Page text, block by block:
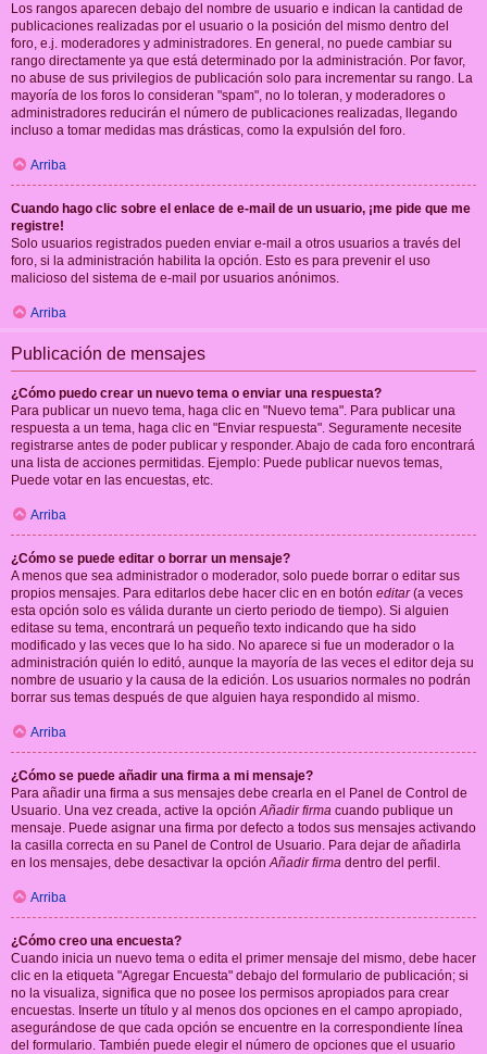
Los rangos aparecen debajo del nombre de usuario e indican la cantidad de
publicaciones realizadas por el usuario o la posición del mismo dentro del
foro, e.j. moderadores y administradores. En general, no puede cambiar su
rango directamente ya que está determinado por la administración. Por favor,
no abuse de sus privilegios de publicación solo para incrementar su rango. La
mayoría de los foros lo consideran "spam", no lo toleran, y moderadores o
administradores reducirán el número de publicaciones realizadas, llegando
incluso a tomar medidas mas drásticas, como la expulsión del foro.
Arriba
Cuando hago clic sobre el enlace de e-mail de un usuario, ¡me pide que me
registre!
Solo usuarios registrados pueden enviar e-mail a otros usuarios a través del
foro, si la administración habilita la opción. Esto es para prevenir el uso
malicioso del sistema de e-mail por usuarios anónimos.
Arriba
Publicación de mensajes
¿Cómo puedo crear un nuevo tema o enviar una respuesta?
Para publicar un nuevo tema, haga clic en "Nuevo tema". Para publicar una
respuesta a un tema, haga clic en "Enviar respuesta". Seguramente necesite
registrarse antes de poder publicar y responder. Abajo de cada foro encontrará
una lista de acciones permitidas. Ejemplo: Puede publicar nuevos temas,
Puede votar en las encuestas, etc.
Arriba
¿Cómo se puede editar o borrar un mensaje?
A menos que sea administrador o moderador, solo puede borrar o editar sus
propios mensajes. Para editarlos debe hacer clic en en botón editar(a veces
esta opción solo es válida durante un cierto periodo de tiempo). Si alguien
editase su tema, encontrará un pequeño texto indicando que ha sido
modificado y las veces que lo ha sido. No aparece si fue un moderador o la
administración quién lo editó, aunque la mayoría de las veces el editor deja su
nombre de usuario y la causa de la edición. Los usuarios normales no podrán
borrar sus temas después de que alguien haya respondido al mismo.
Arriba
¿Cómo se puede añadir una firma a mi mensaje?
Para añadir una firma a sus mensajes debe crearla en el Panel de Control de
Usuario. Una vez creada, active la opciónAñadir firma cuando publique un
mensaje. Puede asignar una firma por defecto a todos sus mensajes activando
la casilla correcta en su Panel de Control de Usuario. Para dejar de añadirla
en los mensajes, debe desactivar la opciónAñadir firma dentro del perfil.
Arriba
¿Cómo creo una encuesta?
Cuando inicia un nuevo tema o edita el primer mensaje del mismo, debe hacer
clic en la etiqueta "Agregar Encuesta" debajo del formulario de publicación; si
no la visualiza, significa que no posee los permisos apropiados para crear
encuestas. Inserte un título y al menos dos opciones en el campo apropiado,
asegurándose de que cada opción se encuentre en la correspondiente línea
del formulario. También puede elegir el número de opciones que el usuario